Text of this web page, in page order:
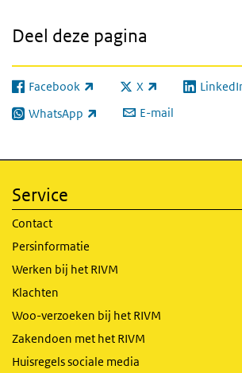
Deel deze pagina
Facebook
(externe link) X
(externe link)(externe
WhatsApp
(externe link) E-mail
Service
Contact
Persinformatie
Werken bij het RIVM
Klachten
Woo-verzoeken bij het RIVM
Zakendoen met het RIVM
Huisregels sociale media